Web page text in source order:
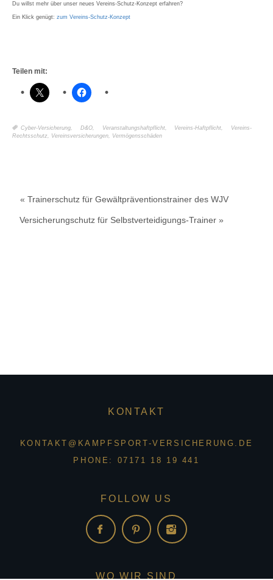
Du willst mehr über unser neues Vereins-Schutz-Konzept erfahren?
Ein Klick genügt: zum Vereins-Schutz-Konzept
Teilen mit:
Cyber-Versicherung D&O, Veranstaltungshaftpflicht, Vereins-Haftpflicht
Vereins-
Rechtsschutz
Vereinsversicherungen Vermögensschäden
« Trainerschutz für Gewältpräventionstrainer des WJV
Versicherungschutz für Selbstverteidigungs-Trainer »
KONTAKT
KONTAKT@KAMPFSPORT-VERSICHERUNG.DE
PHONE: 07171 18 19 441
FOLLOW US
WO WIR SIND